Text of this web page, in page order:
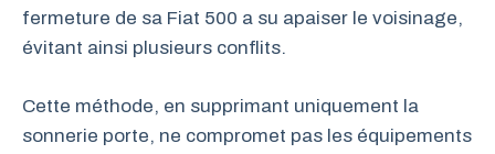
fermeture de sa Fiat 500 a su apaiser le voisinage,
évitant ainsi plusieurs conflits.
Cette méthode, en supprimant uniquement la
sonnerie porte, ne compromet pas les équipements